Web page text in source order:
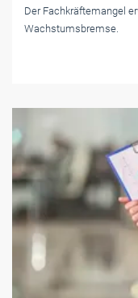
Der Fachkräftemangel
Wachstumsbremse.